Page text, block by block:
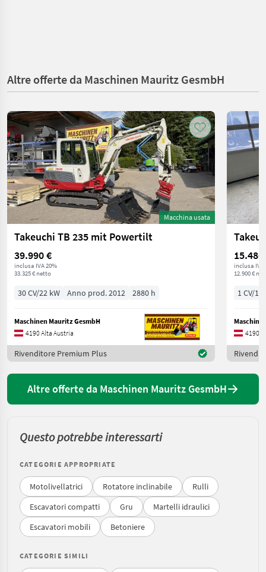
Altre offerte da Maschinen Mauritz GesmbH
Macchina usata
Takeuchi TB 235 mit Powertilt
39.990 €
inclusa IVA 20%
33.325 € netto
30 CV/22 kW Anno prod. 2012 2880 h
Maschinen Mauritz GesmbH
4190 Alta Austria
Rivenditore Premium Plus
15.480
inclusa IVA
12.900 €
1 CV/1
4190
Altre offerte da Maschinen Mauritz GesmbH
Questo potrebbe interessarti
CATEGORIE APPROPRIATE
Motolivellatrici Rotatore inclinabile
Rulli
Escavatori compatti
Gru
Martelli idraulici
Escavatori mobili
Betoniere
CATEGORIE SIMILI